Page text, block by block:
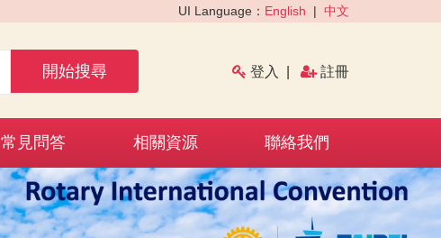
UI Language： English | 中文
開始搜尋 登入 註冊
常見問答 相關資源 聯絡我們